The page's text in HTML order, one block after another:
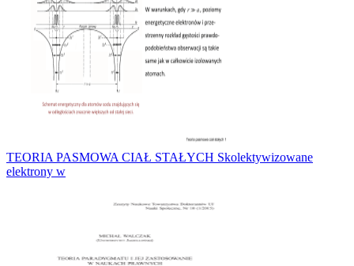
TEORIA PASMOWA CIAŁ STAŁYCH Skolektywizowane
elektrony w